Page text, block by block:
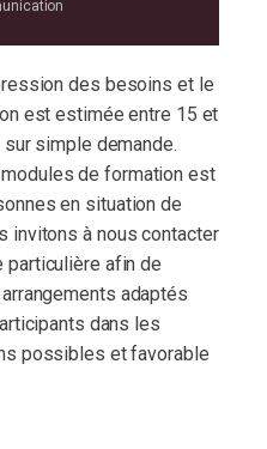
théoriques et
complétés de
en-main.
cas pratiques, à partir
besoins et au
et/ou collective : oral,
Débriefing des forces
pour mesurer
menées.
des besoins et le
est estimée entre 15 et
simple demande.
de formation est
en situation de
invitons à nous contacter
particulière afin de
adaptés
dans les
possibles et favorable